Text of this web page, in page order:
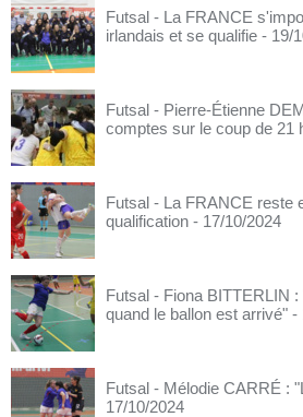
Futsal - La FRANCE
irlandais et se qualifie - 19/
Futsal - Pierre-Étienne
comptes sur le coup de 21
Futsal - La FRANCE reste
qualification - 17/10/2024
Futsal - Fiona BITTERLIN
quand le ballon est arrivé" -
Futsal - Mélodie CARRÉ :
17/10/2024